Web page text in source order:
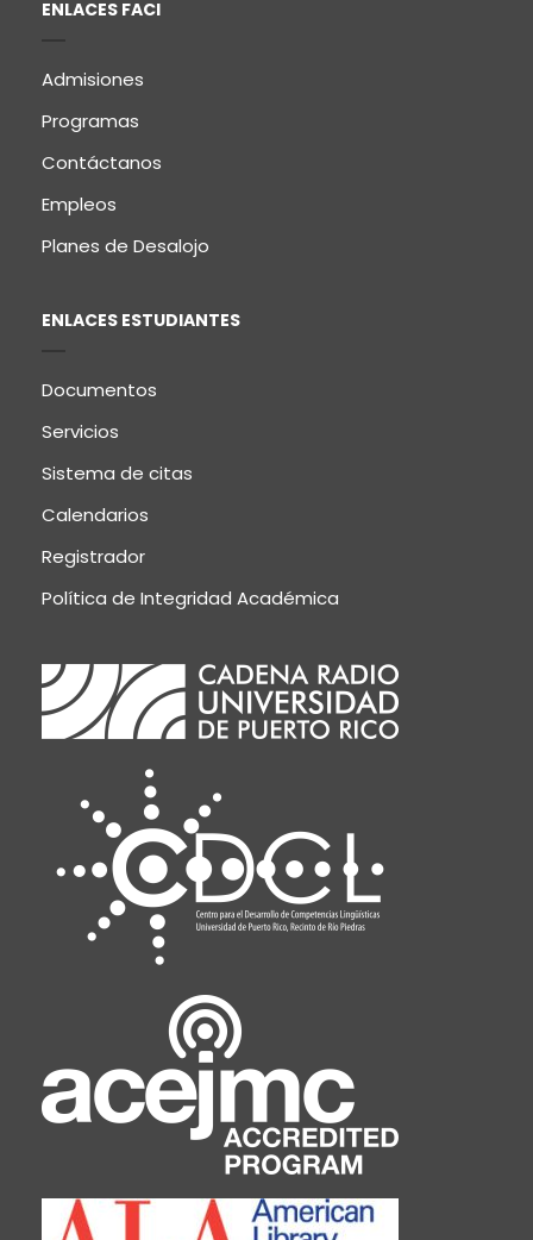
ENLACES FACI
Admisiones
Programas
Contáctanos
Empleos
Planes de Desalojo
ENLACES ESTUDIANTES
Documentos
Servicios
Sistema de citas
Calendarios
Registrador
Política de Integridad Académica